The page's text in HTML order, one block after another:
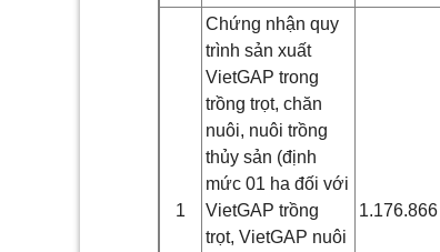
1
Chứng nhận quy
trình sản xuất
VietGAP trong
trồng trọt, chăn
nuôi, nuôi trồng
thủy sản (định
mức 01 ha đối với
VietGAP trồng
trọt, VietGAP nuôi
1.176.866